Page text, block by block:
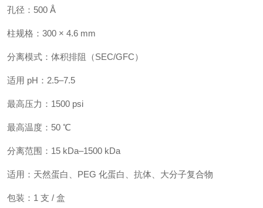
孔径：500 Å
柱规格：300 × 4.6 mm
分离模式：体积排阻（SEC/GFC）
适用 pH：2.5–7.5
最高压力：1500 psi
最高温度：50 ℃
分离范围：15 kDa–1500 kDa
适用：天然蛋白、PEG 化蛋白、抗体、大分子复合物
包装：1 支 / 盒